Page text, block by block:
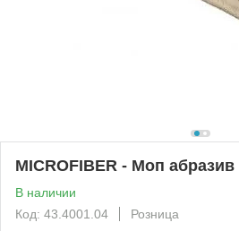
MICROFIBER - Mоп
В наличии
Код: 43.4001.04
Розница